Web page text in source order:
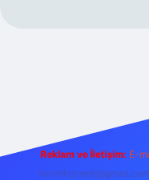
Reklam ve İletişim: E-
forumhizmeti@gmail.com